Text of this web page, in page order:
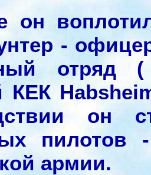
он
-
отряд
КЕК
он
пилотов
армии.